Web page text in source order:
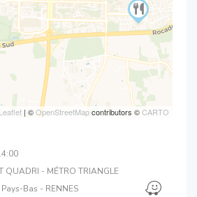
Leaflet | ©OpenStreetMapcontributors ©CARTO
QUADRI - MÉTRO TRIANGLE
Bas - RENNES